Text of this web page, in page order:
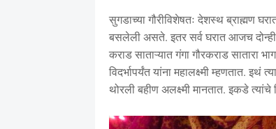
सुगडाच्या गौरीविशेषतः देशस्थ ब्राह्मण
बसलेली असते. इतर सर्व घरात आजच दोन्ही
कराड साताऱ्यात गंगा गौरकराड सातारा
विदर्भापर्यंत यांना महालक्ष्मी म्हणतात.
थोरली बहीण अलक्ष्मी मानतात. इकडे